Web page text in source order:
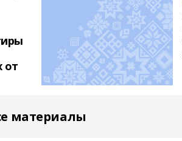
от
материалы